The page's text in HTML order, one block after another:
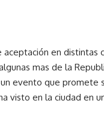
aceptación en distintas
mas de la
evento que promete
visto en la ciudad en